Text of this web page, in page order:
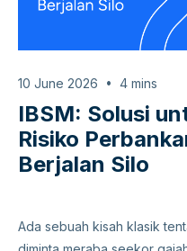
10 June 2026 4 mins
IBSM: Solusi
Risiko
Berjalan Silo
Ada sebuah kisah klasik